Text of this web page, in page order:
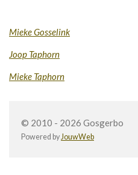
Mieke Gosselink
Joop Taphorn
Mieke Taphorn
© 2010 - 2026 Gosgerbo
Powered byJouwWeb